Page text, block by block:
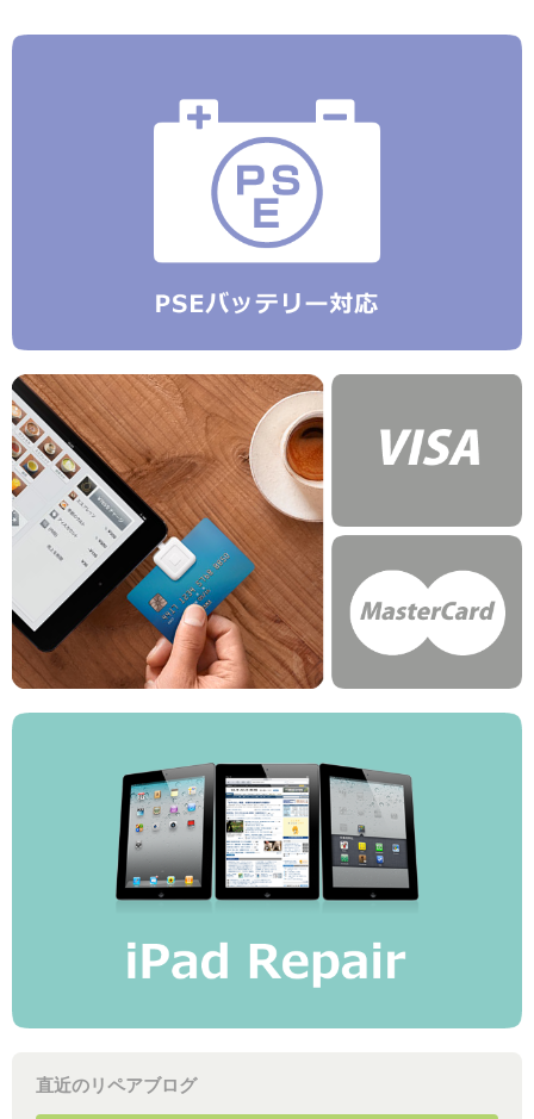
直近のリペアブログ